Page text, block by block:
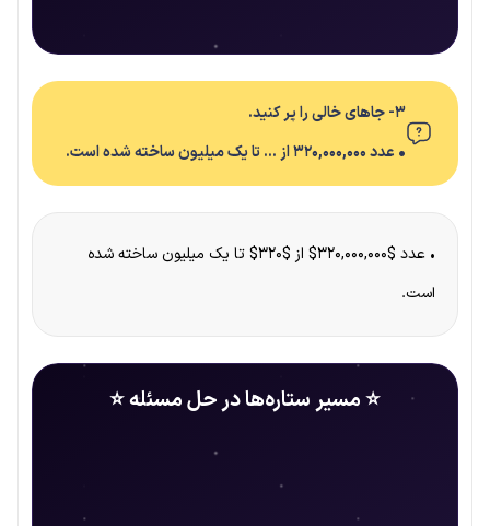
۳- جاهای خالی را پر کنید.
• عدد ۳۲۰,۰۰۰,۰۰۰ از … تا یک میلیون ساخته شده است.
• عدد $۳۲۰,۰۰۰,۰۰۰$ از $۳۲۰$ تا یک میلیون ساخته شده
است.
⭐ مسیر ستاره‌ها در حل مسئله ⭐